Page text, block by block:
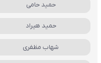
حمید حامی
حمید هیراد
شهاب مظفری